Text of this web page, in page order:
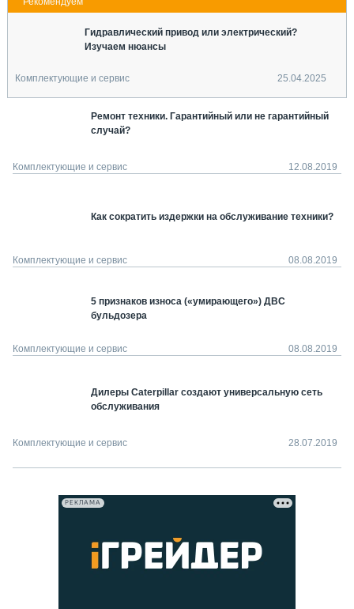
Гидравлический привод или электрический?
Изучаем нюансы
Комплектующие и сервис 25.04.2025
Ремонт техники. Гарантийный или не гарантийный
случай?
Комплектующие и сервис 12.08.2019
Как сократить издержки на обслуживание техники?
Комплектующие и сервис 08.08.2019
5 признаков износа («умирающего») ДВС
бульдозера
Комплектующие и сервис 08.08.2019
Дилеры Caterpillar создают универсальную сеть
обслуживания
Комплектующие и сервис 28.07.2019
РЕКЛАМА